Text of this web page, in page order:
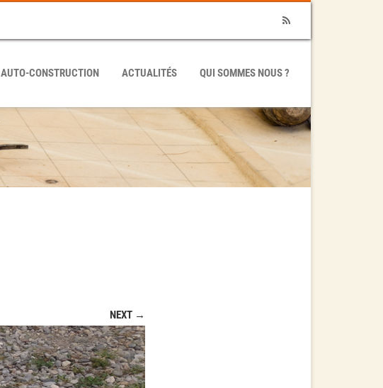
AUTO-CONSTRUCTION ACTUALITÉS QUI SOMMES NOUS ?
NEXT →